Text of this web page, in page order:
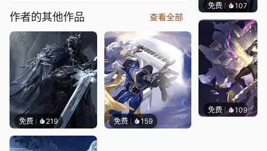
作者的其他作品 查看全部
免费 219 免费 159
免费 107
免费 109John